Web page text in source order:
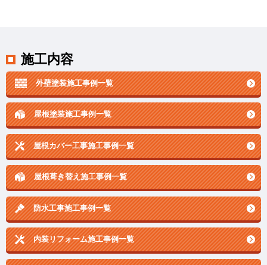
施工内容
外壁塗装施工事例一覧
屋根塗装施工事例一覧
屋根カバー工事施工事例一覧
屋根葺き替え施工事例一覧
防水工事施工事例一覧
内装リフォーム施工事例一覧